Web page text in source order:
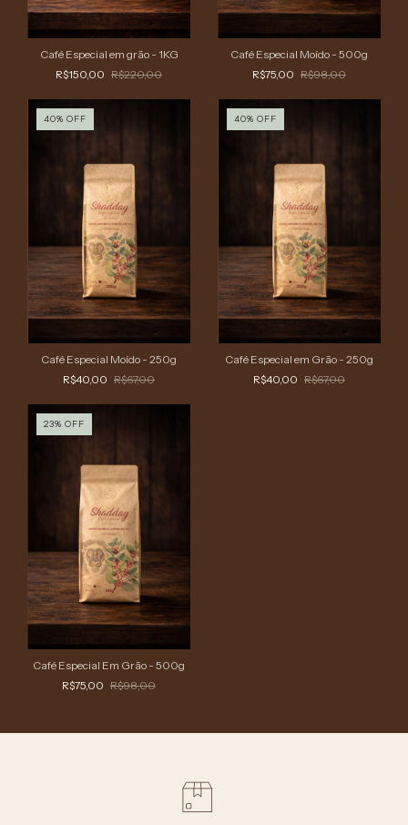
Café Especial em grão - 1KG
R$150,00 R$220,00
Café Especial Moído - 500g
R$75,00 R$98,00
40% OFF
Café Especial Moído - 250g
R$40,00 R$67,00
40% OFF
Café Especial em Grão - 250g
R$40,00 R$67,00
23% OFF
Café Especial Em Grão - 500g
R$75,00 R$98,00